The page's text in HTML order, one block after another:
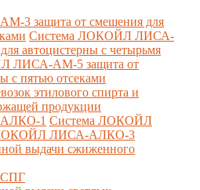
3 защита от смешения для
Система ЛОКОЙЛ ЛИСА-
автоцистерны с четырьмя
ЛИСА-AM-5 защита от
с пятью отсеками
этилового спирта и
продукции
1 Система ЛОКОЙЛ
ЛИСА-АЛКО-3
выдачи сжиженного